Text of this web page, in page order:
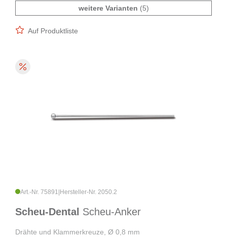
weitere Varianten (5)
Auf Produktliste
Art.-Nr. 75891 Hersteller-Nr. 2050.2
Scheu-Dental Scheu-Anker
Drähte und Klammerkreuze, Ø 0,8 mm